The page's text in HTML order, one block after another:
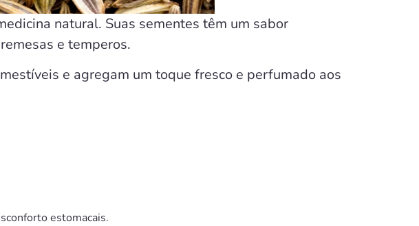
natural. Suas sementes têm um sabor
e temperos.
e agregam um toque fresco e perfumado aos
estomacais.